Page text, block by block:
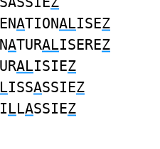
ENATIONALISEZ
ATURALISEREZ
ALISIEZ
ISSASSIEZ
LLASSIEZ